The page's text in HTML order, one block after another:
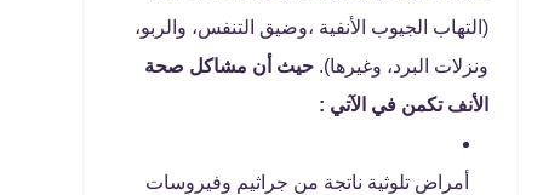
(التهاب الجيوب الأنفية ،وضيق التنفس، والربو،
ونزلات البرد، وغيرها). حيث أن مشاكل صحة
الأنف تكمن في الآتي :
أمراض تلوثية ناتجة من جراثيم وفيروسات